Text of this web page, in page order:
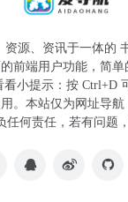
资源、资讯于一体的
前端用户功能，简
小提示：按 Ctrl+D
。本站仅为网址导航
任何责任，若有问题